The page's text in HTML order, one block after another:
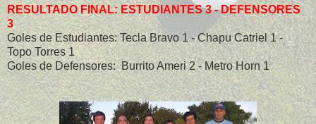
RESULTADO FINAL: ESTUDIANTES 3 - DEFENSORES
3
Goles de Estudiantes: Tecla Bravo 1 - Chapu Catriel 1 -
Topo Torres 1
Goles de Defensores: Burrito Ameri 2 - Metro Horn 1